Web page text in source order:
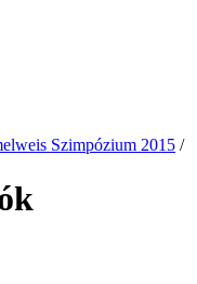
Szimpózium 2015 /